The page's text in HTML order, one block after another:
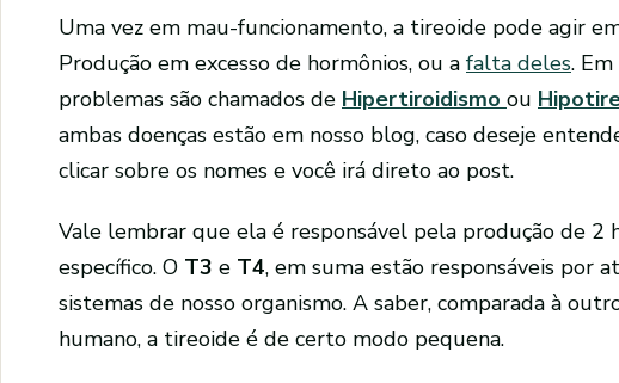
Uma vez em mau-funcionamento, a tireoide pode agir
Produção em excesso de hormônios, ou a falta deles. Em
problemas são chamados de Hipertiroidismo ou
ambas doenças estão em nosso blog, caso deseje
clicar sobre os nomes e você irá direto ao post.
Vale lembrar que ela é responsável pela produção de 2
específico. O T3 e T4, em suma estão responsáveis por
sistemas de nosso organismo. A saber, comparada à
humano, a tireoide é de certo modo pequena.